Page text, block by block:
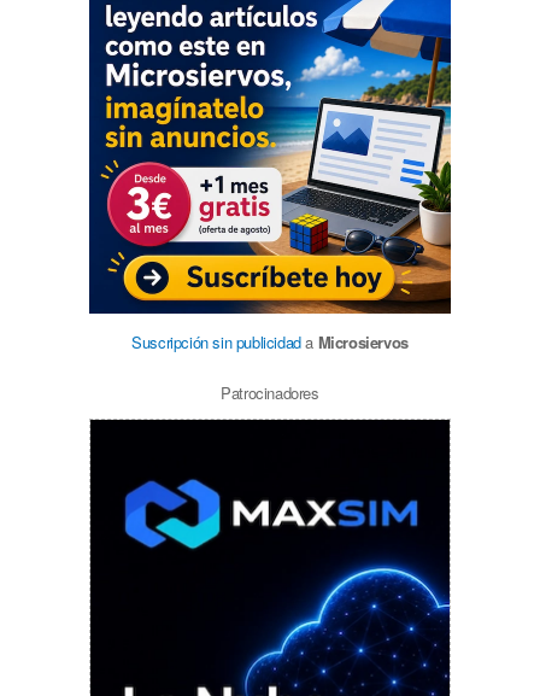
Suscripción sin publicidada Microsiervos
Patrocinadores